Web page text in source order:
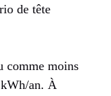
de tête
comme moins
an. À